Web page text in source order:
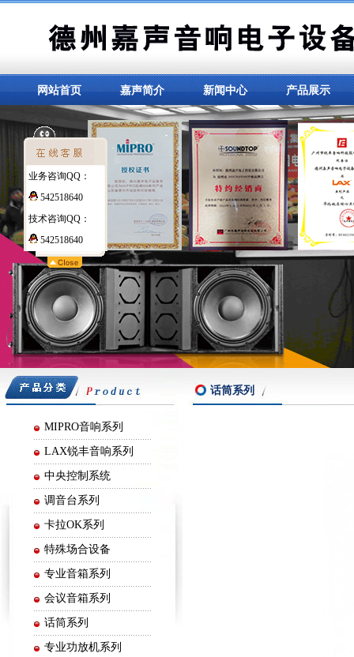
网站首页 嘉声简介 新闻中心 产品展示
嘉声音响
MIPRO音响系列
LAX锐丰音响系列
中央控制系统
调音台系列
卡拉OK系列
特殊场合设备
专业音箱系列
会议音箱系列
话筒系列
专业功放机系列
话筒系列
业务咨询QQ：
542518640
技术咨询QQ：
542518640